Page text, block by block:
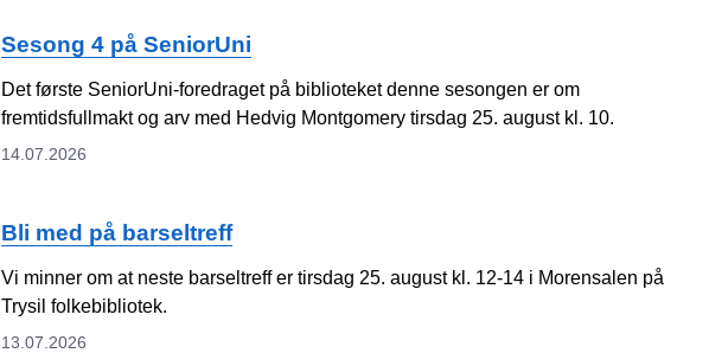
Sesong 4 på SeniorUni
Det første SeniorUni-foredraget på biblioteket denne sesongen er om
fremtidsfullmakt og arv med Hedvig Montgomery tirsdag 25. august kl. 10.
14.07.2026
Bli med på barseltreff
Vi minner om at neste barseltreff er tirsdag 25. august kl. 12-14 i Morensalen på
Trysil folkebibliotek.
13.07.2026